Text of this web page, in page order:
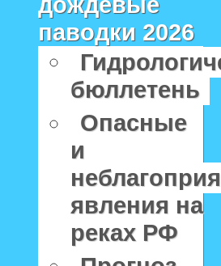
паводки 2026
бюллетень
Опасные
и
явления на
реках РФ